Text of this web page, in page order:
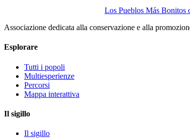
Los Pueblos Más Bonitos
Associazione dedicata alla conservazione e alla
Esplorare
Tutti i popoli
Multiesperienze
Percorsi
Mappa interattiva
Il sigillo
Il sigillo